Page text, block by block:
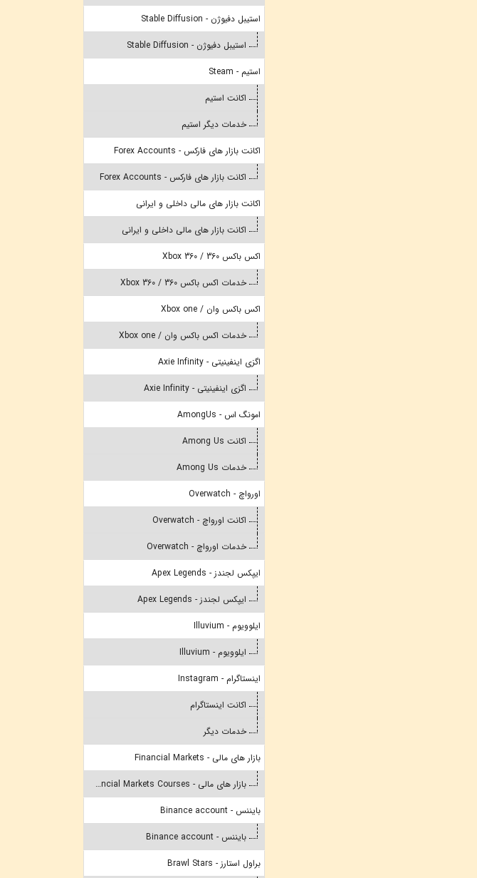
استیبل دفیوژن - Stable Diffusion
استیبل دفیوژن - Stable Diffusion
استیم - Steam
اکانت استیم
خدمات دیگر استیم
اکانت بازار های فارکس - Forex Accounts
اکانت بازار های فارکس - Forex Accounts
اکانت بازار های مالی داخلی و ایرانی
اکانت بازار های مالی داخلی و ایرانی
اکس باکس 360 / Xbox 360
خدمات اکس باکس 360 / Xbox 360
اکس باکس وان / Xbox one
خدمات اکس باکس وان / Xbox one
اگزی اینفینیتی - Axie Infinity
اگزی اینفینیتی - Axie Infinity
امونگ اس - AmongUs
اکانت Among Us
خدمات Among Us
اورواچ - Overwatch
اکانت اورواچ - Overwatch
خدمات اورواچ - Overwatch
ایپکس لجندز - Apex Legends
ایپکس لجندز - Apex Legends
ایلوویوم - Illuvium
ایلوویوم - Illuvium
اینستاگرام - Instagram
اکانت اینستاگرام
خدمات دیگر
بازار های مالی - Financial Markets
بازار های مالی - Financial Markets Courses
بایننس - Binance account
بایننس - Binance account
براول استارز - Brawl Stars